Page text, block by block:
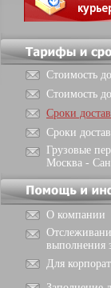
Стоимость
Стоимость
Сроки
Сроки
Грузовые
Москва -
О компании
выполнения
Для